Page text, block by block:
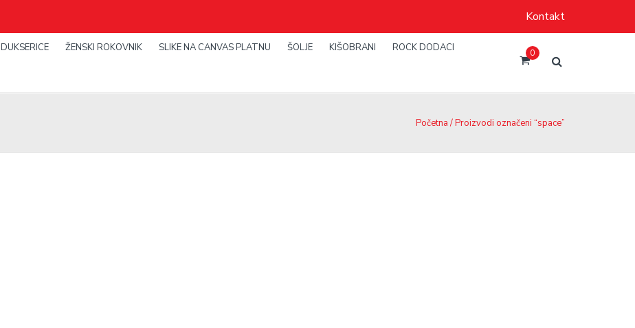
Kontakt
DUKSERICE ŽENSKI ROKOVNIK SLIKE NA CANVAS PLATNU ŠOLJE KIŠOBRANI ROCK DODACI 0
Početna / Proizvodi označeni “space”